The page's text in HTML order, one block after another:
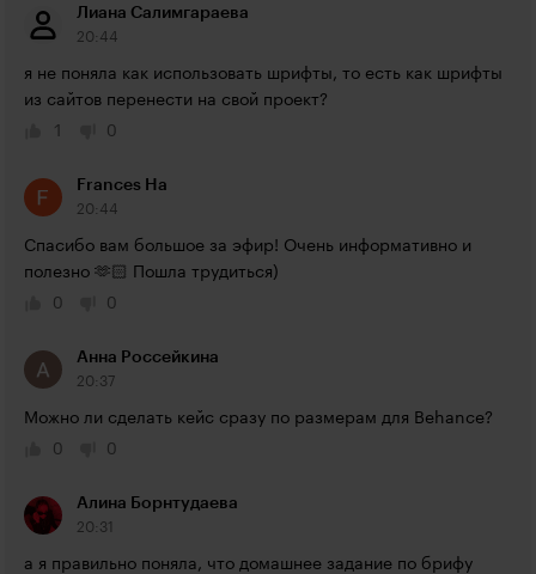
Лиана Салимгараева
20:44
я не поняла как использовать шрифты, то есть как шрифты
из сайтов перенести на свой проект?
1
0
Frances Ha
20:44
Спасибо вам большое за эфир! Очень информативно и
полезно 🫶🏻 Пошла трудиться)
0
0
Анна Россейкина
20:37
Можно ли сделать кейс сразу по размерам для Behance?
0
0
Алина Борнтудаева
20:31
а я правильно поняла, что домашнее задание по брифу